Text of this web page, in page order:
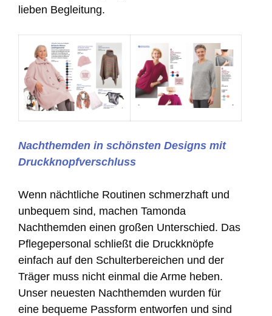
lieben Begleitung.
Nachthemden in schönsten Designs mit
Druckknopfverschluss
Wenn nächtliche Routinen schmerzhaft und
unbequem sind, machen Tamonda
Nachthemden einen großen Unterschied. Das
Pflegepersonal schließt die Druckknöpfe
einfach auf den Schulterbereichen und der
Träger muss nicht einmal die Arme heben.
Unser neuesten Nachthemden wurden für
eine bequeme Passform entworfen und sind